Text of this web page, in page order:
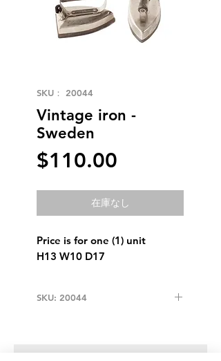
SKU： 20044
Vintage iron -
Sweden
$110.00
格
在庫なし
Price is for one (1) unit
H13 W10 D17
SKU: 20044